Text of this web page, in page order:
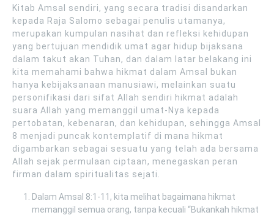
Kitab Amsal sendiri, yang secara tradisi disandarkan
kepada Raja Salomo sebagai penulis utamanya,
merupakan kumpulan nasihat dan refleksi kehidupan
yang bertujuan mendidik umat agar hidup bijaksana
dalam takut akan Tuhan, dan dalam latar belakang ini
kita memahami bahwa hikmat dalam Amsal bukan
hanya kebijaksanaan manusiawi, melainkan suatu
personifikasi dari sifat Allah sendiri hikmat adalah
suara Allah yang memanggil umat-Nya kepada
pertobatan, kebenaran, dan kehidupan, sehingga Amsal
8 menjadi puncak kontemplatif di mana hikmat
digambarkan sebagai sesuatu yang telah ada bersama
Allah sejak permulaan ciptaan, menegaskan peran
firman dalam spiritualitas sejati.
Dalam Amsal 8:1-11, kita melihat bagaimana hikmat
memanggil semua orang, tanpa kecuali “Bukankah hikmat